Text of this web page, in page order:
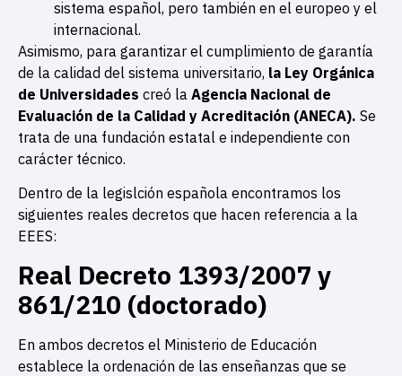
sistema español, pero también en el europeo y el
internacional.
Asimismo, para garantizar el cumplimiento de garantía
de la calidad del sistema universitario, la Ley Orgánica
de Universidades creó la Agencia Nacional de
Evaluación de la Calidad y Acreditación (ANECA). Se
trata de una fundación estatal e independiente con
carácter técnico.
Dentro de la legislción española encontramos los
siguientes reales decretos que hacen referencia a la
EEES:
Real Decreto 1393/2007 y
861/210 (doctorado)
En ambos decretos el Ministerio de Educación
establece la ordenación de las enseñanzas que se